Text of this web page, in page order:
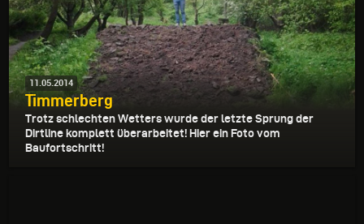
11.05.2014
Timmerberg
Trotz schlechten Wetters wurde der letzte Sprung der
Dirtline komplett überarbeitet! Hier ein Foto vom
Baufortschritt!